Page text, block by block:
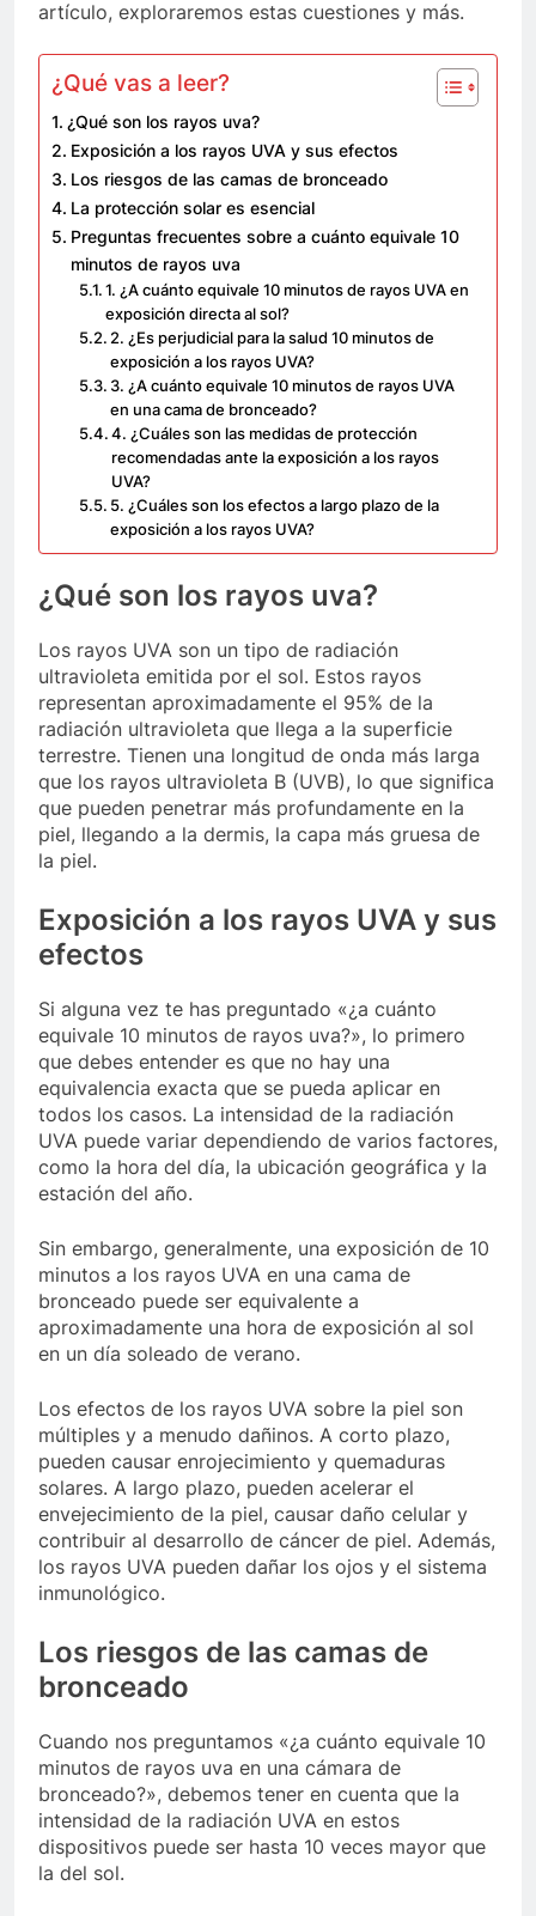
artículo, exploraremos estas cuestiones y más.
¿Qué vas a leer?
¿Qué son los rayos uva?
Exposición a los rayos UVA y sus efectos
Los riesgos de las camas de bronceado
La protección solar es esencial
Preguntas frecuentes sobre a cuánto equivale 10
minutos de rayos uva
1. ¿A cuánto equivale 10 minutos de rayos UVA en
exposición directa al sol?
2. ¿Es perjudicial para la salud 10 minutos de
exposición a los rayos UVA?
3. ¿A cuánto equivale 10 minutos de rayos UVA
en una cama de bronceado?
4. ¿Cuáles son las medidas de protección
recomendadas ante la exposición a los rayos
UVA?
5. ¿Cuáles son los efectos a largo plazo de la
exposición a los rayos UVA?
¿Qué son los rayos uva?
Los rayos UVA son un tipo de radiación
ultravioleta emitida por el sol. Estos rayos
representan aproximadamente el 95% de la
radiación ultravioleta que llega a la superficie
terrestre. Tienen una longitud de onda más larga
que los rayos ultravioleta B (UVB), lo que significa
que pueden penetrar más profundamente en la
piel, llegando a la dermis, la capa más gruesa de
la piel.
Exposición a los rayos UVA y sus
efectos
Si alguna vez te has preguntado «¿a cuánto
equivale 10 minutos de rayos uva?», lo primero
que debes entender es que no hay una
equivalencia exacta que se pueda aplicar en
todos los casos. La intensidad de la radiación
UVA puede variar dependiendo de varios factores,
como la hora del día, la ubicación geográfica y la
estación del año.
Sin embargo, generalmente, una exposición de 10
minutos a los rayos UVA en una cama de
bronceado puede ser equivalente a
aproximadamente una hora de exposición al sol
en un día soleado de verano.
Los efectos de los rayos UVA sobre la piel son
múltiples y a menudo dañinos. A corto plazo,
pueden causar enrojecimiento y quemaduras
solares. A largo plazo, pueden acelerar el
envejecimiento de la piel, causar daño celular y
contribuir al desarrollo de cáncer de piel. Además,
los rayos UVA pueden dañar los ojos y el sistema
inmunológico.
Los riesgos de las camas de
bronceado
Cuando nos preguntamos «¿a cuánto equivale 10
minutos de rayos uva en una cámara de
bronceado?», debemos tener en cuenta que la
intensidad de la radiación UVA en estos
dispositivos puede ser hasta 10 veces mayor que
la del sol.